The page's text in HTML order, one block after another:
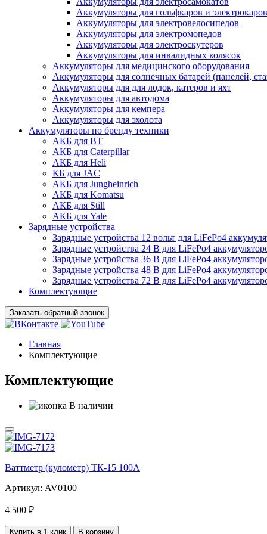
Аккумуляторы для гольфкаров и электрокаров
Аккумуляторы для электровелосипедов
Аккумуляторы для электромопедов
Аккумуляторы для электроскутеров
Аккумуляторы для инвалидных колясок
Аккумуляторы для медицинского оборудования
Аккумуляторы для солнечных батарей (панелей,
Аккумуляторы для для лодок, катеров и яхт
Аккумуляторы для автодома
Аккумуляторы для кемпера
Аккумуляторы для эхолота
Аккумуляторы по бренду техники
АКБ для BT
АКБ для Caterpillar
АКБ для Heli
КБ для JAC
АКБ для Jungheinrich
АКБ для Komatsu
АКБ для Still
АКБ для Yale
Зарядные устройства
Зарядные устройства 12 вольт для LiFePo4
Зарядные устройства 24 В для LiFePo4
Зарядные устройства 36 В для LiFePo4
Зарядные устройства 48 В для LiFePo4
Зарядные устройства 72 В для LiFePo4
Комплектующие
Заказать обратный звонок
Главная
Комплектующие
Комплектующие
В наличии
Ваттметр (кулометр) ТК-15 100А
Артикул: AV0100
4 500 ₽
Купить в 1 клик В корзину